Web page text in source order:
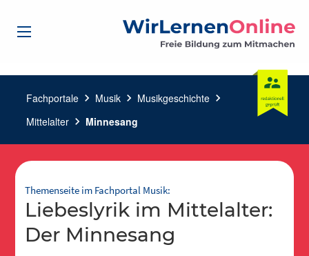
Fachportale chevron_right Musik chevron_right Musikgeschichte chevron_right
Mittelalter chevron_right Minnesang
Themenseite im Fachportal Musik:
Liebeslyrik im Mittelalter:
Der Minnesang